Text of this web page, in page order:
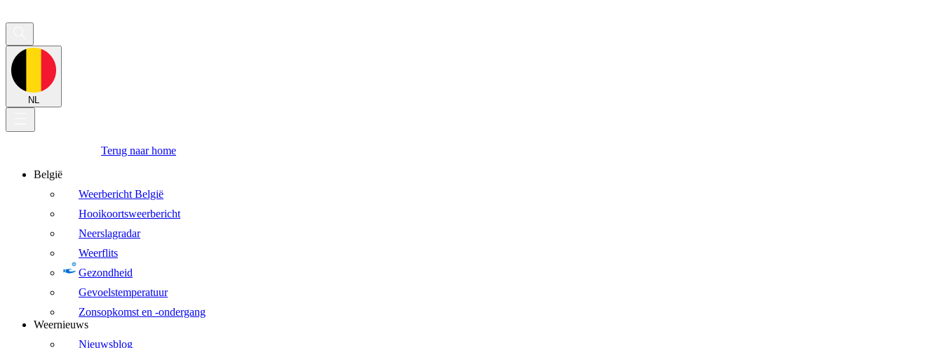
NL
Terug naar home
België
Weerbericht België
Hooikoortsweerbericht
Neerslagradar
Weerflits
Gezondheid
Gevoelstemperatuur
Zonsopkomst en -ondergang
Weernieuws
Nieuwsblog